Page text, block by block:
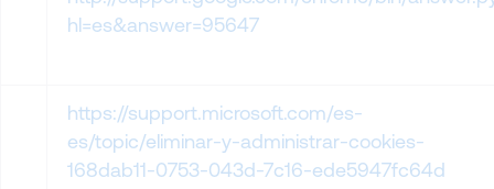
hl=es&answer=95647
https://support.microsoft.com/es-
es/topic/eliminar-y-administrar-cookies-
168dab11-0753-043d-7c16-ede5947fc64d